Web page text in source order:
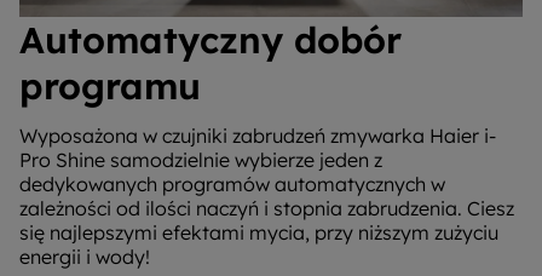
Automatyczny dobór
programu
Wyposażona w czujniki zabrudzeń zmywarka Haier i-
Pro Shine samodzielnie wybierze jeden z
dedykowanych programów automatycznych w
zależności od ilości naczyń i stopnia zabrudzenia. Ciesz
się najlepszymi efektami mycia, przy niższym zużyciu
energii i wody!